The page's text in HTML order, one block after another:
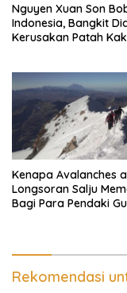
Nguyen Xuan Son
Indonesia, Bangkit
Kerusakan Patah
Kenapa Avalanches
Longsoran Salju
Bagi Para Pendaki
Rekomendasi